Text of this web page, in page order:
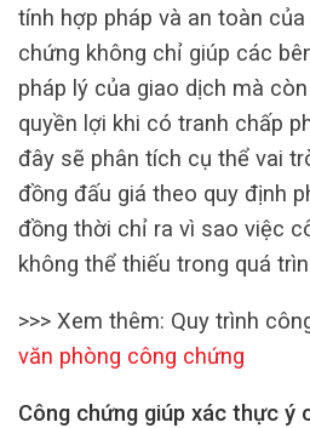
tính hợp pháp và an toàn
chứng không chỉ giúp các
pháp lý của giao dịch mà
quyền lợi khi có tranh chấp
đây sẽ phân tích cụ thể vai
đồng đấu giá theo quy định
đồng thời chỉ ra vì sao việc
không thể thiếu trong quá
>>> Xem thêm: Quy trình
văn phòng công chứng
Công chứng giúp xác thực ý